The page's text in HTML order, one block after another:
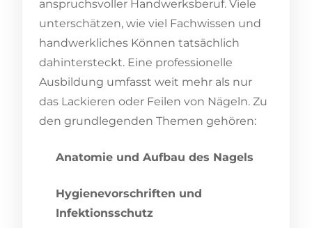
anspruchsvoller Handwerksberuf. Viele
unterschätzen, wie viel Fachwissen und
handwerkliches Können tatsächlich
dahintersteckt. Eine professionelle
Ausbildung umfasst weit mehr als nur
das Lackieren oder Feilen von Nägeln. Zu
den grundlegenden Themen gehören:
Anatomie und Aufbau des Nagels
Hygienevorschriften und
Infektionsschutz